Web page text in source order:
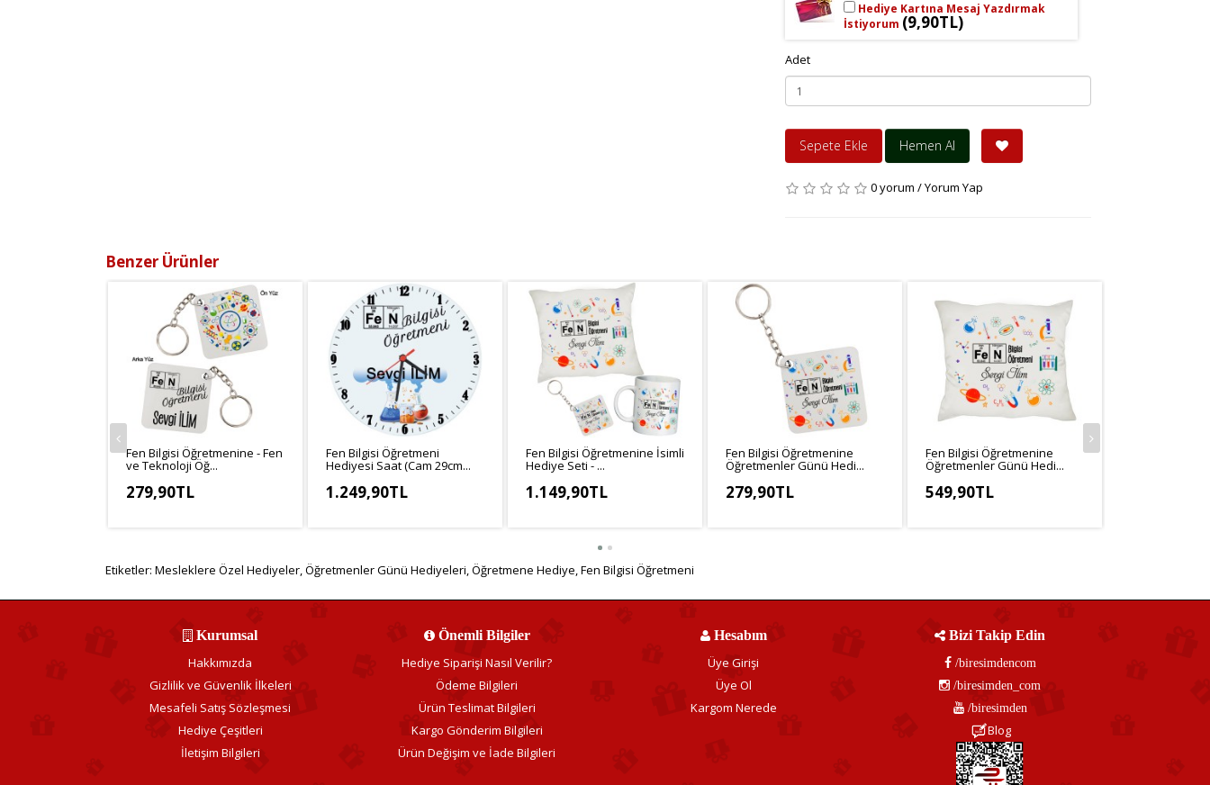
Hediye Kartına Mesaj Yazdırmak
İstiyorum (9,90TL)
Adet
Sepete Ekle Hemen Al
0 yorum /Yorum Yap
Benzer Ürünler
Fen Bilgisi Öğretmenine - Fen
ve Teknoloji Öğ...
279,90TL
Fen Bilgisi Öğretmeni
Hediyesi Saat (Cam 29cm...
1.249,90TL
Fen Bilgisi Öğretmenine İsimli
Hediye Seti - ...
1.149,90TL
Fen Bilgisi Öğretmenine
Öğretmenler Günü Hedi...
279,90TL
Fen Bilgisi Öğretmenine
Öğretmenler Günü Hedi...
549,90TL
Etiketler: Mesleklere Özel Hediyeler,Öğretmenler Günü Hediyeleri,Öğretmene Hediye,Fen Bilgisi Öğretmeni
Kurumsal
Hakkımızda
Gizlilik ve Güvenlik İlkeleri
Mesafeli Satış Sözleşmesi
Hediye Çeşitleri
İletişim Bilgileri
Önemli Bilgiler
Hediye Siparişi Nasıl Verilir?
Ödeme Bilgileri
Ürün Teslimat Bilgileri
Kargo Gönderim Bilgileri
Ürün Değişim ve İade Bilgileri
Hesabım
Üye Girişi
Üye Ol
Kargom Nerede
Bizi Takip Edin
/biresimdencom
/biresimden_com
/biresimden
Blog